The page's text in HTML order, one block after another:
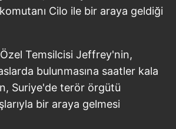
Cilo ile bir araya geldiği
Temsilcisi Jeffrey'nin,
bulunmasına saatler kala
Suriye'de terör örgütü
bir araya gelmesi